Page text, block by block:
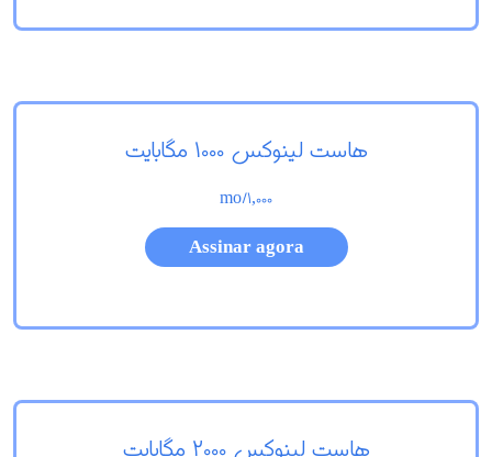
هاست لینوکس 1000 مگابایت
1,000
/mo
Assinar agora
هاست لینوکس 2000 مگابایت